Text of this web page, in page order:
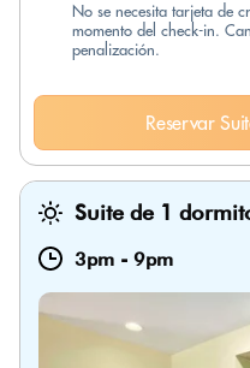
No se necesita tarjeta de
momento del check-in.
penalización.
Reservar
Suite de 1
3pm - 9pm